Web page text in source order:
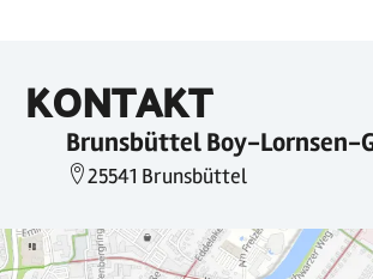
KONTAKT
Brunsbüttel Boy-Lornsen-
25541 Brunsbüttel